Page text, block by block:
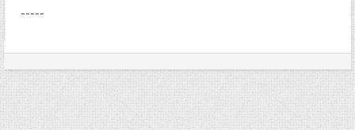
-----